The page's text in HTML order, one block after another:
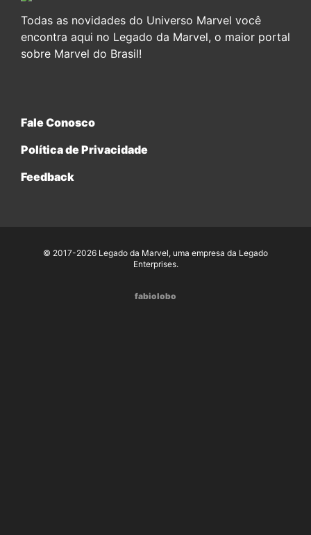
Todas as novidades do Universo Marvel você
encontra aqui no Legado da Marvel, o maior portal
sobre Marvel do Brasil!
Fale Conosco
Política de Privacidade
Feedback
© 2017-2026 Legado da Marvel, uma empresa da Legado
Enterprises.
fabiolobo